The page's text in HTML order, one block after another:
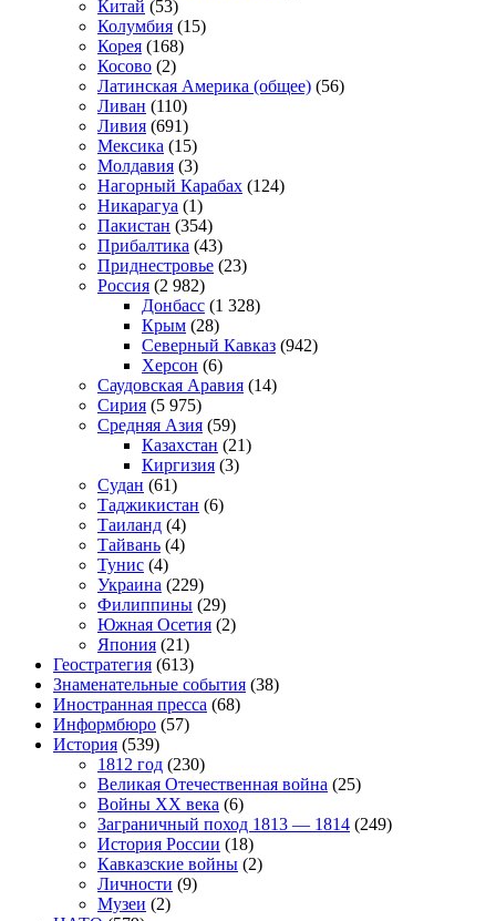
Китай (53)
Колумбия (15)
Корея (168)
Косово (2)
Латинская Америка (общее) (56)
Ливан (110)
Ливия (691)
Мексика (15)
Молдавия (3)
Нагорный Карабах (124)
Никарагуа (1)
Пакистан (354)
Прибалтика (43)
Приднестровье (23)
Россия (2 982)
Донбасс (1 328)
Крым (28)
Северный Кавказ (942)
Херсон (6)
Саудовская Аравия (14)
Сирия (5 975)
Средняя Азия (59)
Казахстан (21)
Киргизия (3)
Судан (61)
Таджикистан (6)
Таиланд (4)
Тайвань (4)
Тунис (4)
Украина (229)
Филиппины (29)
Южная Осетия (2)
Япония (21)
Геостратегия (613)
Знаменательные события (38)
Иностранная пресса (68)
Информбюро (57)
История (539)
1812 год (230)
Великая Отечественная война (25)
Войны XX века (6)
Заграничный поход 1813 — 1814 (249)
История России (18)
Кавказские войны (2)
Личности (9)
Музеи (2)